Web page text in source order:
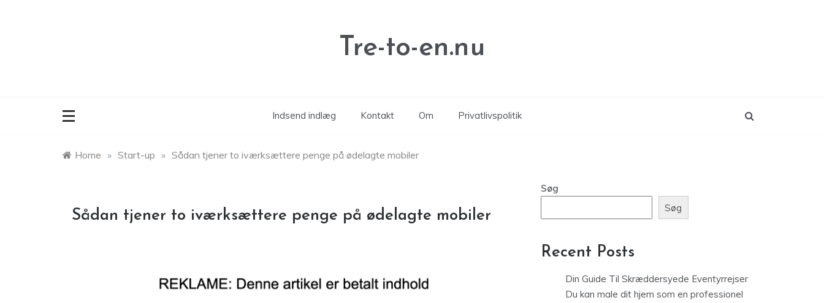
Tre-to-en.nu
Indsend indlæg Kontakt Om Privatlivspolitik
Home » Start-up » Sådan tjener to iværksættere penge på ødelagte mobiler
Sådan tjener to iværksættere penge på ødelagte mobiler
Søg
Søg
Recent Posts
Din Guide Til Skræddersyede Eventyrrejser
Du kan male dit hjem som en professionel